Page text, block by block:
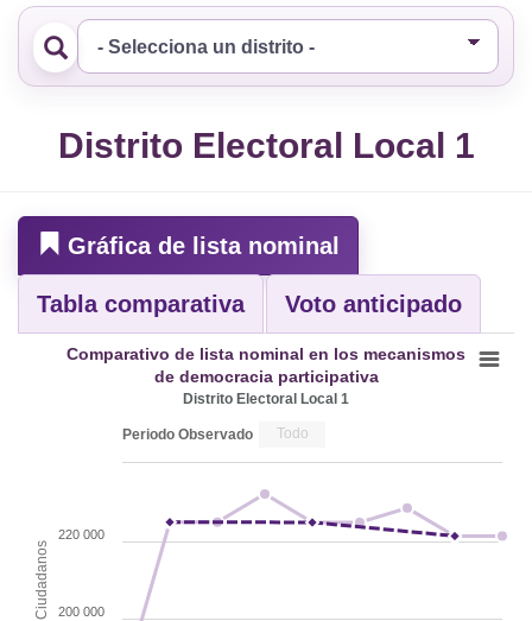
Distrito Electoral Local 1
Gráfica de lista nominal
Tabla comparativa Voto anticipado
Periodo Observado Todo
Ciudadanos
Comparativo de lista nominal en los mecanismos
de democracia participativa
Distrito Electoral Local 1
200 000
220 000